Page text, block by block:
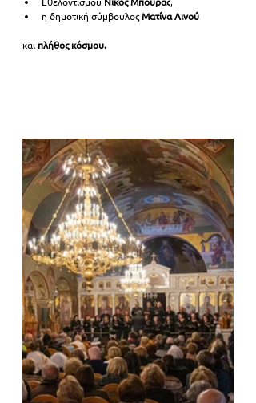
η δημοτική σύμβουλος Ματίνα Λινού
και πλήθος κόσμου.